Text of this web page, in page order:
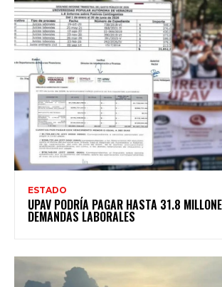
ESTADO
UPAV PODRÍA PAGAR HASTA 31.8
DEMANDAS LABORALES